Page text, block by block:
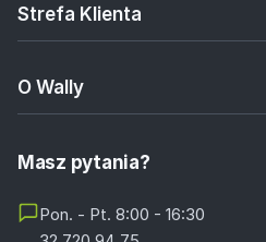
Strefa Klienta
O Wally
Masz pytania?
Pon. - Pt. 8:00 - 16:30